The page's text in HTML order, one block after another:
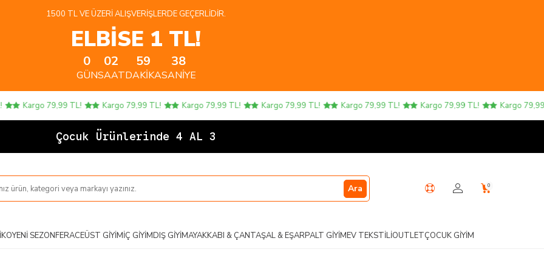
1500 TL VE ÜZERI ALIŞVERIŞLERDE GEÇERLIDIR.
ELBİSE 1 TL!
0
GÜN
02
SAAT
59
DAKIKA
38
SANIYE
Kargo 79,99 TL! Kargo 79,99 TL! Kargo 79,99 TL! Kargo 79,99 TL! Kargo 79,99 TL! Kargo 79,99 TL! Kargo 79,99
Çocuk Ürünlerinde 4 AL 3 ÖDE
Ara 0
YENI SEZONFERACEÜST GIYIMİÇ GIYIMDIŞ GIYIMAYAKKABI & ÇANTAŞAL & EŞARPALT GIYIMEV TEKSTILIOUTLETÇOCUK GIYIM